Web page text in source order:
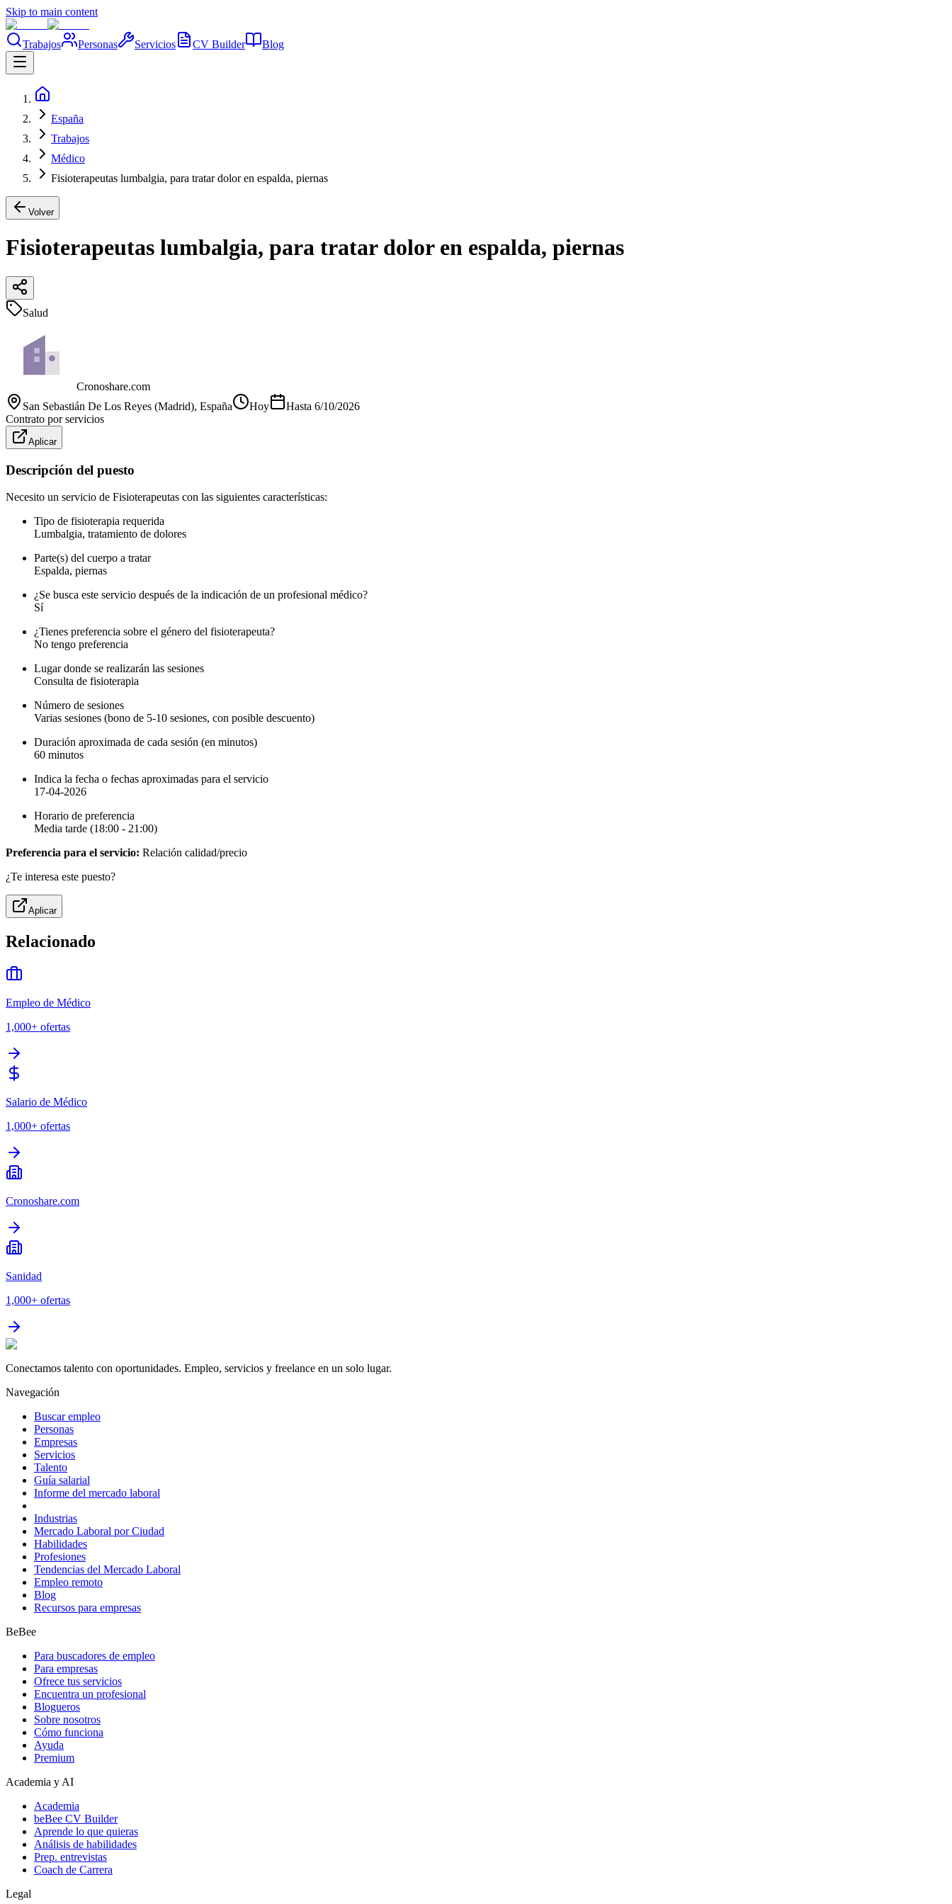
Skip to main content
Trabajos Personas Servicios CV Builder Blog
España
Trabajos
Médico
Fisioterapeutas lumbalgia, para tratar dolor en espalda, piernas
Volver
Fisioterapeutas lumbalgia, para tratar dolor en espalda, piernas
Salud
Cronoshare.com
San Sebastián De Los Reyes (Madrid), España Hoy Hasta 6/10/2026
Contrato por servicios
Aplicar
Descripción del puesto
Necesito un servicio de Fisioterapeutas con las siguientes características:
Tipo de fisioterapia requerida
Lumbalgia, tratamiento de dolores
Parte(s) del cuerpo a tratar
Espalda, piernas
¿Se busca este servicio después de la indicación de un profesional médico?
Sí
¿Tienes preferencia sobre el género del fisioterapeuta?
No tengo preferencia
Lugar donde se realizarán las sesiones
Consulta de fisioterapia
Número de sesiones
Varias sesiones (bono de 5-10 sesiones, con posible descuento)
Duración aproximada de cada sesión (en minutos)
60 minutos
Indica la fecha o fechas aproximadas para el servicio
17-04-2026
Horario de preferencia
Media tarde (18:00 - 21:00)
Preferencia para el servicio: Relación calidad/precio
¿Te interesa este puesto?
Aplicar
Relacionado
Empleo de Médico
1,000+ ofertas
Salario de Médico
1,000+ ofertas
Cronoshare.com
Sanidad
1,000+ ofertas
Conectamos talento con oportunidades. Empleo, servicios y freelance en un solo lugar.
Navegación
Buscar empleo
Personas
Empresas
Servicios
Talento
Guía salarial
Informe del mercado laboral
Industrias
Mercado Laboral por Ciudad
Habilidades
Profesiones
Tendencias del Mercado Laboral
Empleo remoto
Blog
Recursos para empresas
BeBee
Para buscadores de empleo
Para empresas
Ofrece tus servicios
Encuentra un profesional
Blogueros
Sobre nosotros
Cómo funciona
Ayuda
Premium
Academia y AI
Academia
beBee CV Builder
Aprende lo que quieras
Análisis de habilidades
Prep. entrevistas
Coach de Carrera
Legal